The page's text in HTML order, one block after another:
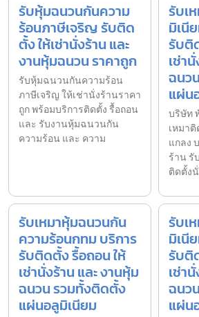
รับหุ้มฉนวนกันความ
ร้อนภาษีเจริญ รับติด
ตั้ง ให้เช่านั่งร้าน และ
งานหุ้มฉนวน ราคาถูก
รับหุ้มฉนวนกันความร้อน
ภาษีเจริญ ให้เช่านั่งร้านราคา
ถูก พร้อมบริการติดตั้ง รื้อถอน
และ รับงานหุ้มฉนวนกัน
ความร้อน และ ความ
รับเ
มิเนี
รับติ
เช่า
ฉนว
แผ่น
บริษัท
เหมา
แกลง
ร้าน รั
ติดตั้ง
รับเหมาหุ้มฉนวนกัน
ความร้อนกทม บริการ
รับติดตั้ง รื้อถอน ให้
เช่านั่งร้าน และ งานหุ้ม
ฉนวน รวมทั้งติดตั้ง
แผ่นอลูมิเนียม
รับเ
มิเนี
รับติ
เช่า
ฉนว
แผ่น